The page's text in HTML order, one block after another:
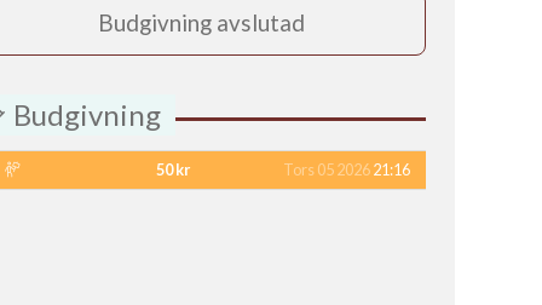
Budgivning avslutad
Budgivning
50 kr Tors 05 202621:16